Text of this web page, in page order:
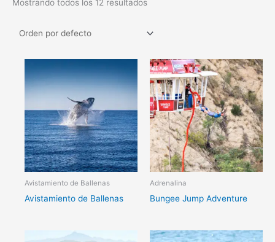
Mostrando todos los 12 resultados
Avistamiento de Ballenas
Avistamiento de Ballenas
Adrenalina
Bungee Jump Adventure